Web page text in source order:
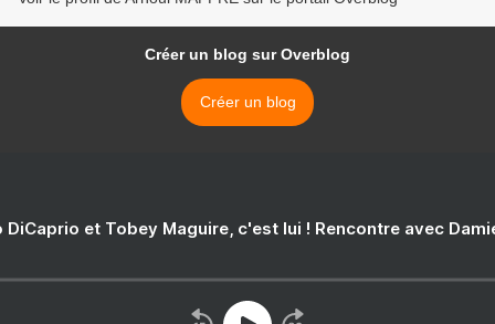
Créer un blog sur Overblog
Créer un blog
DiCaprio et Tobey Maguire, c'est lui ! Rencontre avec